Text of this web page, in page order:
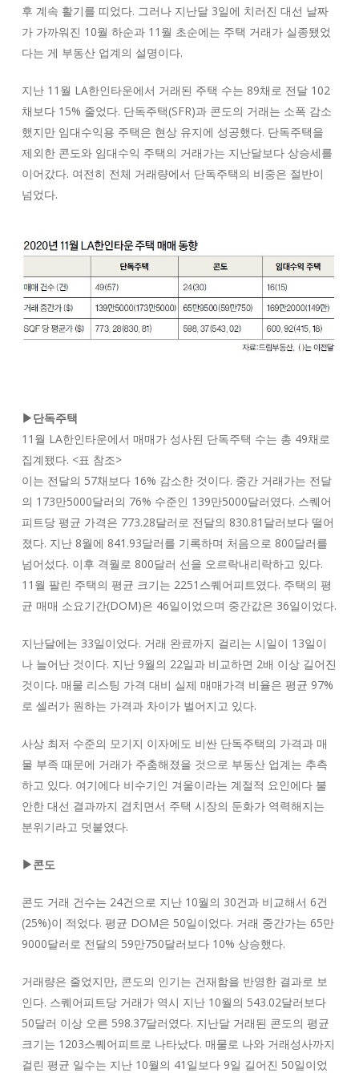
후 계속 활기를 띠었다. 그러나 지난달 3일에 치러진 대선 날짜
가 가까워진 10월 하순과 11월 초순에는 주택 거래가 실종됐었
다는 게 부동산 업계의 설명이다.
지난 11월 LA한인타운에서 거래된 주택 수는 89채로 전달 102
채보다 15% 줄었다. 단독주택(SFR)과 콘도의 거래는 소폭 감소
했지만 임대수익용 주택은 현상 유지에 성공했다. 단독주택을
제외한 콘도와 임대수익 주택의 거래가는 지난달보다 상승세를
이어갔다. 여전히 전체 거래량에서 단독주택의 비중은 절반이
넘었다.
▶단독주택
11월 LA한인타운에서 매매가 성사된 단독주택 수는 총 49채로
집계됐다. <표 참조>
이는 전달의 57채보다 16% 감소한 것이다. 중간 거래가는 전달
의 173만5000달러의 76% 수준인 139만5000달러였다. 스퀘어
피트당 평균 가격은 773.28달러로 전달의 830.81달러보다 떨어
졌다. 지난 8월에 841.93달러를 기록하며 처음으로 800달러를
넘어섰다. 이후 격월로 800달러 선을 오르락내리락하고 있다.
11월 팔린 주택의 평균 크기는 2251스퀘어피트였다. 주택의 평
균 매매 소요기간(DOM)은 46일이었으며 중간값은 36일이었다.
지난달에는 33일이었다. 거래 완료까지 걸리는 시일이 13일이
나 늘어난 것이다. 지난 9월의 22일과 비교하면 2배 이상 길어진
것이다. 매물 리스팅 가격 대비 실제 매매가격 비율은 평균 97%
로 셀러가 원하는 가격과 차이가 벌어지고 있다.
사상 최저 수준의 모기지 이자에도 비싼 단독주택의 가격과 매
물 부족 때문에 거래가 주춤해졌을 것으로 부동산 업계는 추측
하고 있다. 여기에다 비수기인 겨울이라는 계절적 요인에다 불
안한 대선 결과까지 겹치면서 주택 시장의 둔화가 역력해지는
분위기라고 덧붙였다.
▶콘도
콘도 거래 건수는 24건으로 지난 10월의 30건과 비교해서 6건
(25%)이 적었다. 평균 DOM은 50일이었다. 거래 중간가는 65만
9000달러로 전달의 59만750달러보다 10% 상승했다.
거래량은 줄었지만, 콘도의 인기는 건재함을 반영한 결과로 보
인다. 스퀘어피트당 거래가 역시 지난 10월의 543.02달러보다
50달러 이상 오른 598.37달러였다. 지난달 거래된 콘도의 평균
크기는 1203스퀘어피트로 나타났다. 매물로 나와 거래성사까지
걸린 평균 일수는 지난 10월의 41일보다 9일 길어진 50일이었